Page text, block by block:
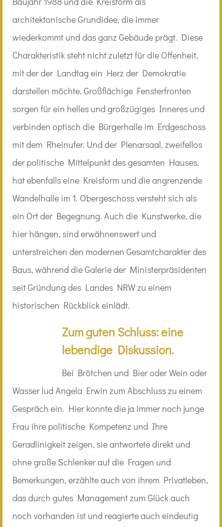
architektonische Grundidee, die immer
wiederkommt und das ganz Gebäude prägt. Diese
Charakteristik steht nicht zuletzt für die Offenheit,
mit der der Landtag ein Herz der Demokratie
darstellen möchte. Großflächige Fensterfronten
sorgen für ein helles und großzügiges Inneres und
verbinden optisch die Bürgerhalle im Erdgeschoss
mit dem Rheinufer. Und der Plenarsaal, zweifellos
der politische Mittelpunkt des gesamten Hauses,
hat ebenfalls eine Kreisform und die angrenzende
Wandelhalle im 1. Obergeschoss versteht sich als
ein Ort der Begegnung. Auch die Kunstwerke, die
hier hängen, sind erwähnenswert und
unterstreichen den modernen Gesamtcharakter des
Baus, während die Galerie der Ministerpräsidenten
seit Gründung des Landes NRW zu einem
historischen Rückblick einlädt.
Zum guten Schluss: eine
lebendige Diskussion.
Bei Brötchen und Bier oder Wein oder
Wasser lud Angela Erwin zum Abschluss zu einem
Gespräch ein. Hier konnte die ja immer noch junge
Frau ihre politische Kompetenz und Ihre
Geradlinigkeit zeigen, sie antwortete direkt und
ohne große Schlenker auf die Fragen und
Bemerkungen, erzählte auch von ihrem Privatleben,
das durch gutes Management zum Glück auch
noch vorhanden ist und reagierte auch eindeutig